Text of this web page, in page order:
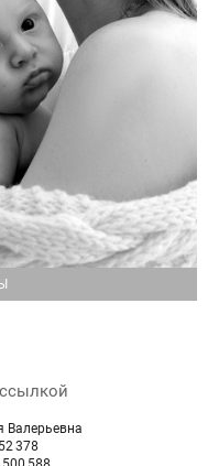
378